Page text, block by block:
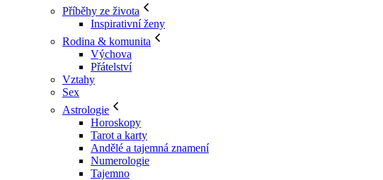
Příběhy ze života
Inspirativní ženy
Rodina & komunita
Výchova
Přátelství
Vztahy
Sex
Astrologie
Horoskopy
Tarot a karty
Andělé a tajemná znamení
Numerologie
Tajemno